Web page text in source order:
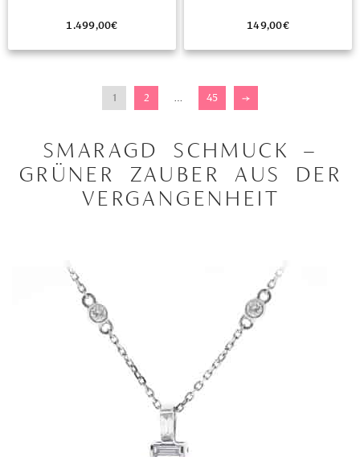
1.499,00€ 149,00€
1 2 … 45 →
SMARAGD SCHMUCK –
GRÜNER ZAUBER AUS DER
VERGANGENHEIT